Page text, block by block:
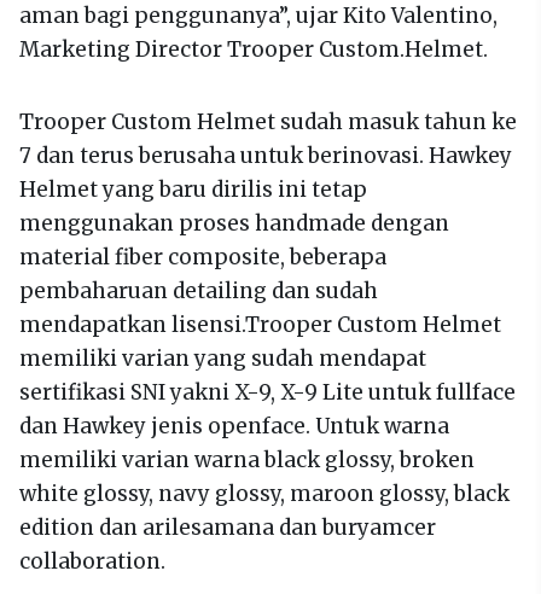
aman bagi penggunanya”, ujar Kito Valentino,
Marketing Director Trooper Custom.Helmet.
Trooper Custom Helmet sudah masuk tahun ke
7 dan terus berusaha untuk berinovasi. Hawkey
Helmet yang baru dirilis ini tetap
menggunakan proses handmade dengan
material fiber composite, beberapa
pembaharuan detailing dan sudah
mendapatkan lisensi.Trooper Custom Helmet
memiliki varian yang sudah mendapat
sertifikasi SNI yakni X-9, X-9 Lite untuk fullface
dan Hawkey jenis openface. Untuk warna
memiliki varian warna black glossy, broken
white glossy, navy glossy, maroon glossy, black
edition dan arilesamana dan buryamcer
collaboration.